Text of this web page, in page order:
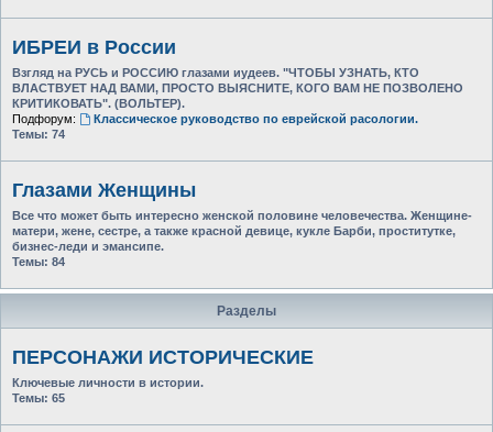
ИБРЕИ в России
Взгляд на РУСЬ и РОССИЮ глазами иудеев. "ЧТОБЫ УЗНАТЬ, КТО
ВЛАСТВУЕТ НАД ВАМИ, ПРОСТО ВЫЯСНИТЕ, КОГО ВАМ НЕ ПОЗВОЛЕНО
КРИТИКОВАТЬ". (ВОЛЬТЕР).
Подфорум:
Классическое руководство по еврейской расологии.
Темы: 74
Глазами Женщины
Все что может быть интересно женской половине человечества. Женщине-
матери, жене, сестре, а также красной девице, кукле Барби, проститутке,
бизнес-леди и эмансипе.
Темы: 84
Разделы
ПЕРСОНАЖИ ИСТОРИЧЕСКИЕ
Ключевые личности в истории.
Темы: 65